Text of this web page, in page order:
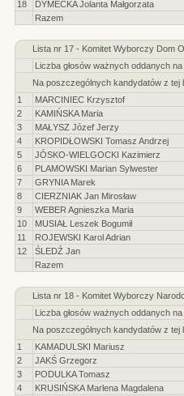
18
DYMECKA Jolanta Małgorzata
Razem
Lista nr 17 - Komitet Wyborczy Dom
Liczba głosów ważnych oddanych na
Na poszczególnych kandydatów z tej
1
MARCINIEC Krzysztof
2
KAMIŃSKA Maria
3
MAŁYSZ Józef Jerzy
4
KROPIDŁOWSKI Tomasz Andrzej
5
JÓSKO-WIELGOCKI Kazimierz
6
PLAMOWSKI Marian Sylwester
7
GRYNIA Marek
8
CIERZNIAK Jan Mirosław
9
WEBER Agnieszka Maria
10
MUSIAŁ Leszek Bogumił
11
ROJEWSKI Karol Adrian
12
ŚLEDŹ Jan
Razem
Lista nr 18 - Komitet Wyborczy
Liczba głosów ważnych oddanych na
Na poszczególnych kandydatów z tej
1
KAMADULSKI Mariusz
2
JAKŚ Grzegorz
3
PODULKA Tomasz
4
KRUSIŃSKA Marlena Magdalena